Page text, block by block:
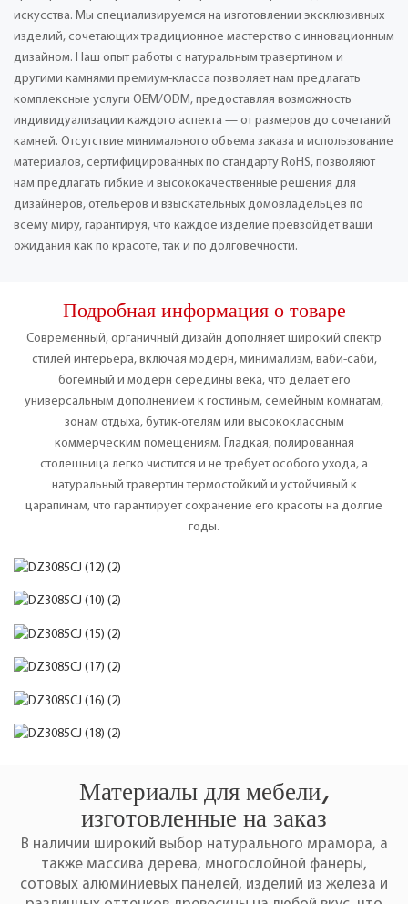
искусства. Мы специализируемся на изготовлении эксклюзивных
изделий, сочетающих традиционное мастерство с инновационным
дизайном. Наш опыт работы с натуральным травертином и
другими камнями премиум-класса позволяет нам предлагать
комплексные услуги OEM/ODM, предоставляя возможность
индивидуализации каждого аспекта — от размеров до сочетаний
камней. Отсутствие минимального объема заказа и использование
материалов, сертифицированных по стандарту RoHS, позволяют
нам предлагать гибкие и высококачественные решения для
дизайнеров, отельеров и взыскательных домовладельцев по
всему миру, гарантируя, что каждое изделие превзойдет ваши
ожидания как по красоте, так и по долговечности.
Подробная информация о товаре
Современный, органичный дизайн дополняет широкий спектр
стилей интерьера, включая модерн, минимализм, ваби-саби,
богемный и модерн середины века, что делает его
универсальным дополнением к гостиным, семейным комнатам,
зонам отдыха, бутик-отелям или высококлассным
коммерческим помещениям. Гладкая, полированная
столешница легко чистится и не требует особого ухода, а
натуральный травертин термостойкий и устойчивый к
царапинам, что гарантирует сохранение его красоты на долгие
годы.
Материалы для мебели,
изготовленные на заказ
В наличии широкий выбор натурального мрамора, а
также массива дерева, многослойной фанеры,
сотовых алюминиевых панелей, изделий из железа и